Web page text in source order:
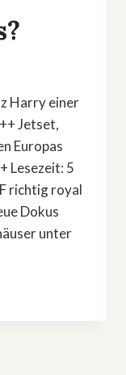
Harry einer
Jetset,
Europas
Lesezeit: 5
richtig royal
Dokus
unter